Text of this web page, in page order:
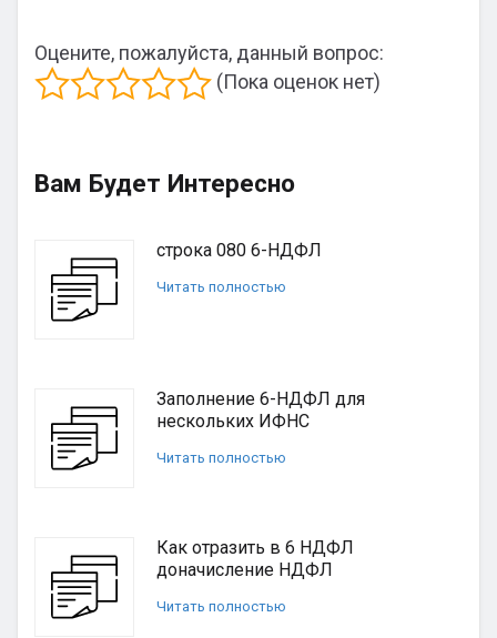
Оцените, пожалуйста, данный вопрос:
(Пока оценок нет)
Вам Будет Интересно
строка 080 6-НДФЛ
Читать полностью
Заполнение 6-НДФЛ для
нескольких ИФНС
Читать полностью
Как отразить в 6 НДФЛ
доначисление НДФЛ
Читать полностью